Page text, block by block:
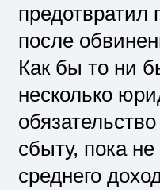
предотвратил
после
Как бы то ни
несколько
сбыту, пока
среднего